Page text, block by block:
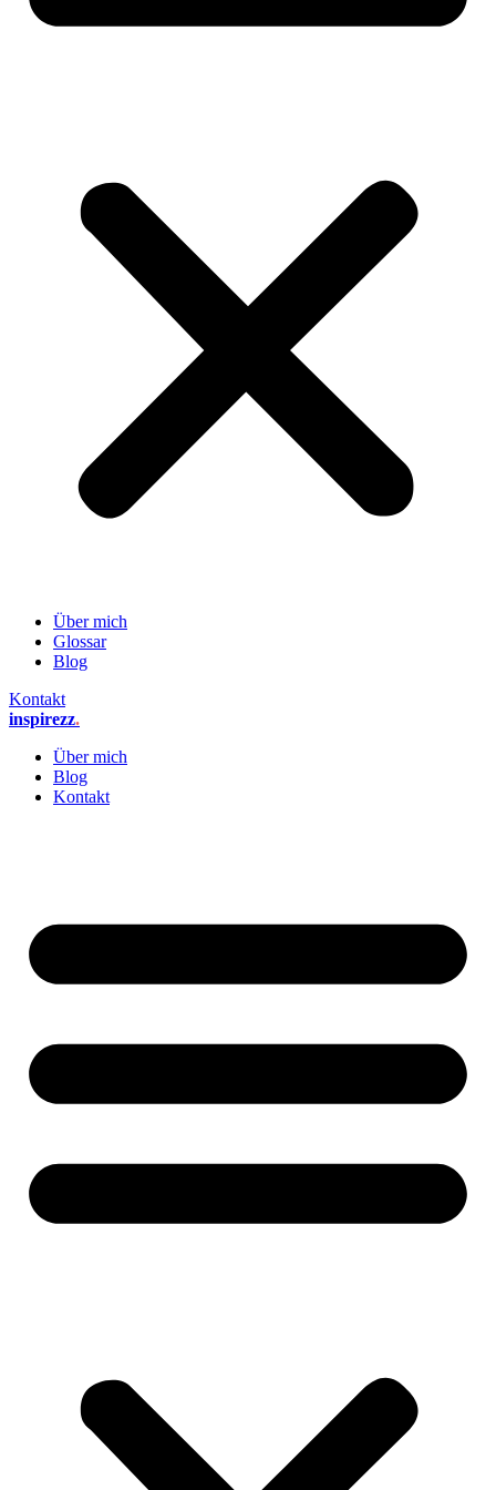
Über mich
Glossar
Blog
Kontakt
inspirezz.
Über mich
Blog
Kontakt